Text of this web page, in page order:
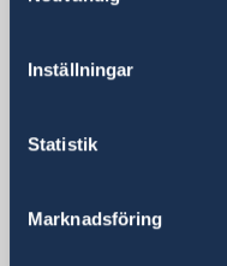
Inställningar
Statistik
Marknadsföring